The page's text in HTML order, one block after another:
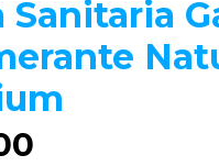
Sanitaria